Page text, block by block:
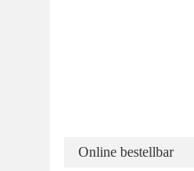
Online bestellbar